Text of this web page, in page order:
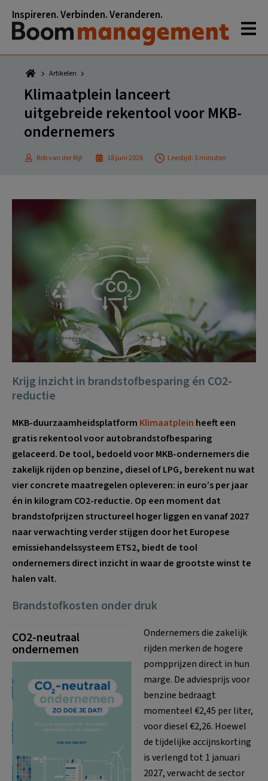
naar
hoofdnavigatie
naar
hoofd
inhoud
naar
eerste
sidebar
naar
voettekst
Inspireren. Verbinden. Veranderen.
Artikelen
Klimaatplein lanceert
uitgebreide rekentool voor MKB-
ondernemers
Rob van der Rijt 18 juni 2026 Leestijd: 3 minuten
Krijg inzicht in brandstofbesparing én CO2-
reductie
MKB-duurzaamheidsplatform Klimaatplein heeft een
gratis rekentool voor autobrandstofbesparing
gelaceerd. De tool, bedoeld voor MKB-ondernemers die
zakelijk rijden op benzine, diesel of LPG, berekent nu wat
vier concrete maatregelen opleveren: in euro’s per jaar
én in kilogram CO2-reductie. Op een moment dat
brandstofprijzen structureel hoger liggen en vanaf 2027
naar verwachting verder stijgen door het Europese
emissiehandelssysteem ETS2, biedt de tool
ondernemers direct inzicht in waar de grootste winst te
halen valt.
Brandstofkosten onder druk
CO2-neutraal
ondernemen
Ondernemers die zakelijk
rijden merken de hogere
pompprijzen direct in hun
marge. De adviesprijs voor
benzine bedraagt
momenteel €2,45 per liter,
voor diesel €2,26. Hoewel
de tijdelijke accijnskorting
is verlengd tot 1 januari
2027, verwacht de sector